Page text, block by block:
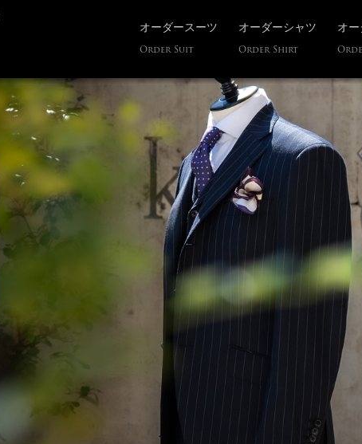
オーダースーツ
Order Suit
オーダーシャツ
Order Shirt
オ